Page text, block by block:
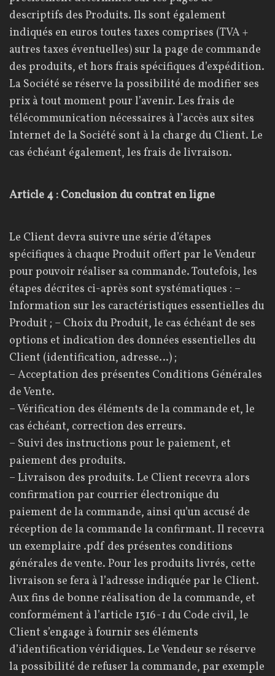
descriptifs des Produits. Ils sont également
indiqués en euros toutes taxes comprises (TVA +
autres taxes éventuelles) sur la page de commande
des produits, et hors frais spécifiques d’expédition.
La Société se réserve la possibilité de modifier ses
prix à tout moment pour l’avenir. Les frais de
télécommunication nécessaires à l’accès aux sites
Internet de la Société sont à la charge du Client. Le
cas échéant également, les frais de livraison.
Article 4 : Conclusion du contrat en ligne
Le Client devra suivre une série d’étapes
spécifiques à chaque Produit offert par le Vendeur
pour pouvoir réaliser sa commande. Toutefois, les
étapes décrites ci-après sont systématiques : –
Information sur les caractéristiques essentielles du
Produit ; – Choix du Produit, le cas échéant de ses
options et indication des données essentielles du
Client (identification, adresse…) ;
– Acceptation des présentes Conditions Générales
de Vente.
– Vérification des éléments de la commande et, le
cas échéant, correction des erreurs.
– Suivi des instructions pour le paiement, et
paiement des produits.
– Livraison des produits. Le Client recevra alors
confirmation par courrier électronique du
paiement de la commande, ainsi qu’un accusé de
réception de la commande la confirmant. Il recevra
un exemplaire .pdf des présentes conditions
générales de vente. Pour les produits livrés, cette
livraison se fera à l’adresse indiquée par le Client.
Aux fins de bonne réalisation de la commande, et
conformément à l’article 1316-1 du Code civil, le
Client s’engage à fournir ses éléments
d’identification véridiques. Le Vendeur se réserve
la possibilité de refuser la commande, par exemple